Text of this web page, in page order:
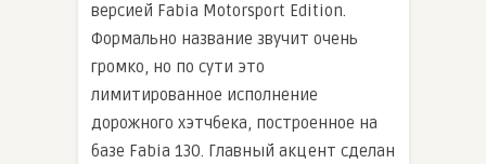
версией Fabia Motorsport Edition.
Формально название звучит очень
громко, но по сути это
лимитированное исполнение
дорожного хэтчбека, построенное на
базе Fabia 130. Главный акцент сделан